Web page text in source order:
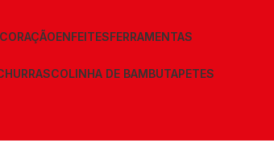
ENFEITESFERRAMENTAS
LINHA DE BAMBUTAPETES